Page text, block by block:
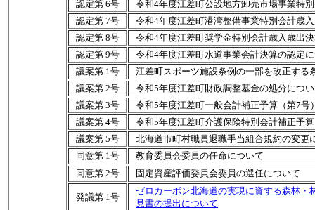
認定第 6号
令和4年度江差町公設地方卸売市場事業特
認定第 7号
令和4年度江差町港湾整備事業特別会計歳
認定第 8号
令和4年度江差町奨学金特別会計歳入歳出
認定第 9号
令和4年度江差町水道事業会計決算の認定
議案第 1号
江差町スポーツ施設条例の一部を改正する
議案第 2号
令和5年度江差町財政調整基金の処分につ
議案第 3号
令和5年度江差町一般会計補正予算（第7号
議案第 4号
令和5年度江差町介護保険特別会計補正予
議案第 5号
北海道市町村職員退職手当組合規約の変更
同意第 1号
教育委員会委員の任命について
同意第 2号
固定資産評価委員会委員の選任について
発議第 1号
ゼロカーボン北海道の実現に資する森林
見書の提出について